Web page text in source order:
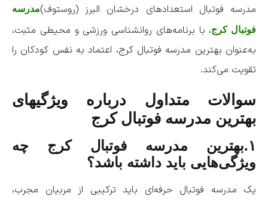
مدرسه فوتبال استعدادهای درخشان البرز (روستوف)مدرسه
فوتبال کرج، با برنامه‌های روانشناسی ورزشی و محیطی مثبت،
به‌عنوان بهترین مدرسه فوتبال کرج، اعتماد به نفس کودکان را
تقویت می‌کند.
سوالات متداول درباره ویژگیهای
بهترین مدرسه فوتبال کرج
۱.بهترین مدرسه فوتبال کرج چه
ویژگی‌هایی باید داشته باشد؟
یک مدرسه فوتبال حرفه‌ای باید ترکیبی از مربیان مجرب،